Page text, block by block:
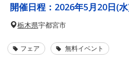
開催日程： 2026年5月20日(
栃木県宇都宮市
フェア 無料イベント